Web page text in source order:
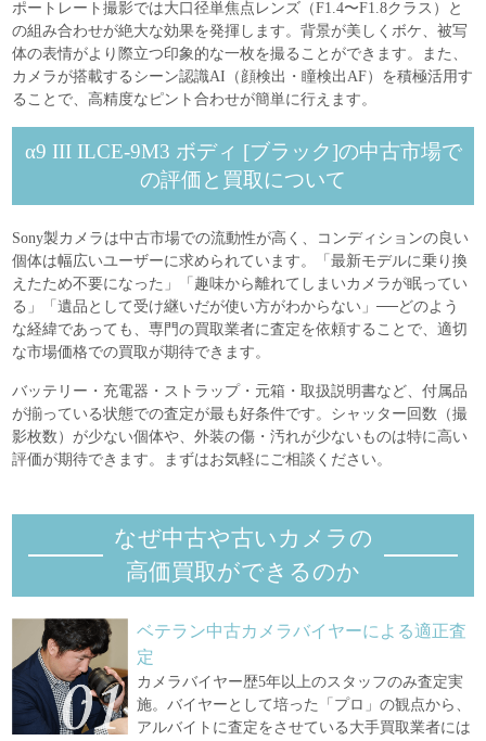
ポートレート撮影では大口径単焦点レンズ（F1.4〜F1.8クラス）と
の組み合わせが絶大な効果を発揮します。背景が美しくボケ、被写
体の表情がより際立つ印象的な一枚を撮ることができます。また、
カメラが搭載するシーン認識AI（顔検出・瞳検出AF）を積極活用す
ることで、高精度なピント合わせが簡単に行えます。
α9 III ILCE-9M3 ボディ [ブラック]の中古市場で
の評価と買取について
Sony製カメラは中古市場での流動性が高く、コンディションの良い
個体は幅広いユーザーに求められています。「最新モデルに乗り換
えたため不要になった」「趣味から離れてしまいカメラが眠ってい
る」「遺品として受け継いだが使い方がわからない」──どのよう
な経緯であっても、専門の買取業者に査定を依頼することで、適切
な市場価格での買取が期待できます。
バッテリー・充電器・ストラップ・元箱・取扱説明書など、付属品
が揃っている状態での査定が最も好条件です。シャッター回数（撮
影枚数）が少ない個体や、外装の傷・汚れが少ないものは特に高い
評価が期待できます。まずはお気軽にご相談ください。
なぜ中古や古いカメラの
高価買取ができるのか
ベテラン中古カメラバイヤーによる適正査
定
カメラバイヤー歴5年以上のスタッフのみ査定実
施。バイヤーとして培った「プロ」の観点から、
アルバイトに査定をさせている大手買取業者には